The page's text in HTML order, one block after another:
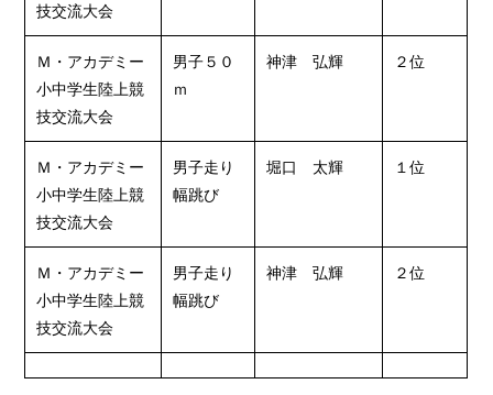
技交流大会
Ｍ・アカデミー
小中学生陸上競
技交流大会
男子５０
ｍ
神津 弘輝 ２位
Ｍ・アカデミー
小中学生陸上競
技交流大会
男子走り
幅跳び
堀口 太輝 １位
Ｍ・アカデミー
小中学生陸上競
技交流大会
男子走り
幅跳び
神津 弘輝 ２位